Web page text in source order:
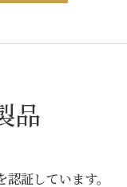
品
証しています。